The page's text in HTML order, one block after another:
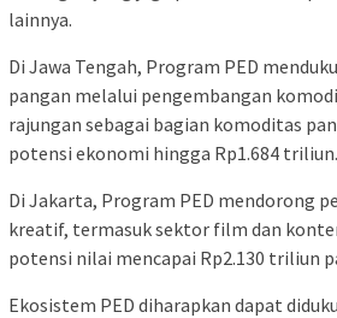
lainnya.
Di Jawa Tengah, Program PED
pangan melalui pengembangan
rajungan sebagai bagian komoditas
potensi ekonomi hingga Rp1.684 triliun.
Di Jakarta, Program PED mendorong
kreatif, termasuk sektor film dan
potensi nilai mencapai Rp2.130 triliun
Ekosistem PED diharapkan dapat